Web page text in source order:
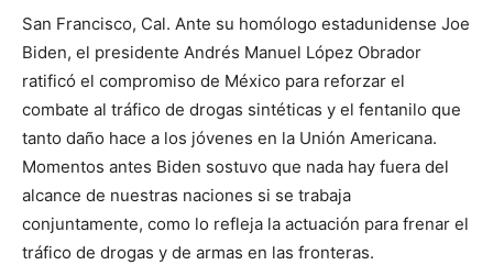
San Francisco, Cal. Ante su homólogo estadunidense Joe
Biden, el presidente Andrés Manuel López Obrador
ratificó el compromiso de México para reforzar el
combate al tráfico de drogas sintéticas y el fentanilo que
tanto daño hace a los jóvenes en la Unión Americana.
Momentos antes Biden sostuvo que nada hay fuera del
alcance de nuestras naciones si se trabaja
conjuntamente, como lo refleja la actuación para frenar el
tráfico de drogas y de armas en las fronteras.